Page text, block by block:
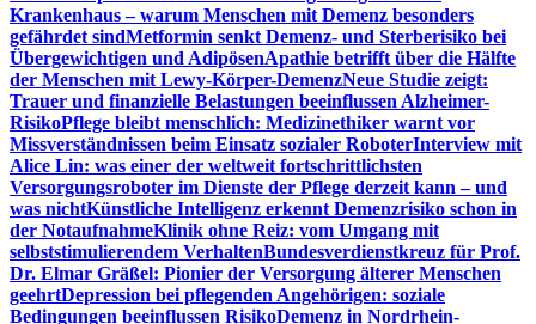
Krankenhaus – warum Menschen mit Demenz besonders
gefährdet sindMetformin senkt Demenz- und Sterberisiko bei
Übergewichtigen und AdipösenApathie betrifft über die Hälfte
der Menschen mit Lewy-Körper-DemenzNeue Studie zeigt:
Trauer und finanzielle Belastungen beeinflussen Alzheimer-
RisikoPflege bleibt menschlich: Medizinethiker warnt vor
Missverständnissen beim Einsatz sozialer RoboterInterview mit
Alice Lin: was einer der weltweit fortschrittlichsten
Versorgungsroboter im Dienste der Pflege derzeit kann – und
was nichtKünstliche Intelligenz erkennt Demenzrisiko schon in
der NotaufnahmeKlinik ohne Reiz: vom Umgang mit
selbststimulierendem VerhaltenBundesverdienstkreuz für Prof.
Dr. Elmar Gräßel: Pionier der Versorgung älterer Menschen
geehrtDepression bei pflegenden Angehörigen: soziale
Bedingungen beeinflussen RisikoDemenz in Nordrhein-